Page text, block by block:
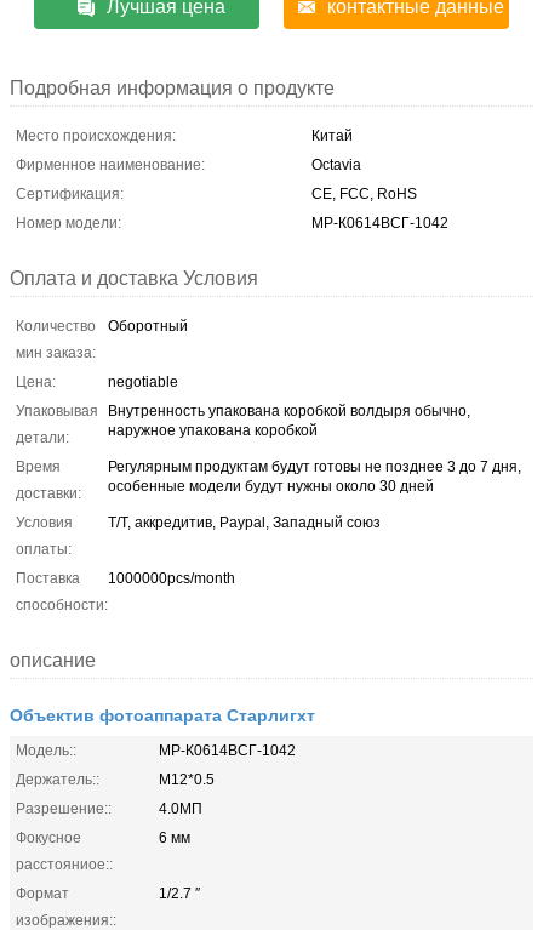
Лучшая цена контактные данные
Подробная информация о продукте
Место происхождения:
Китай
Фирменное наименование:
Octavia
Сертификация:
CE, FCC, RoHS
Номер модели:
МР-К0614ВСГ-1042
Оплата и доставка Условия
Количество
мин заказа:
Оборотный
Цена:
negotiable
Упаковывая
детали:
Внутренность упакована коробкой волдыря обычно,
наружное упакована коробкой
Время
доставки:
Регулярным продуктам будут готовы не позднее 3 до 7 дня,
особенные модели будут нужны около 30 дней
Условия
оплаты:
T/T, аккредитив, Paypal, Западный союз
Поставка
способности:
1000000pcs/month
описание
Объектив фотоаппарата Старлигхт
Модель::
МР-К0614ВСГ-1042
Держатель::
М12*0.5
Разрешение::
4.0МП
Фокусное
расстояниое::
6 мм
Формат
изображения::
1/2.7 ″